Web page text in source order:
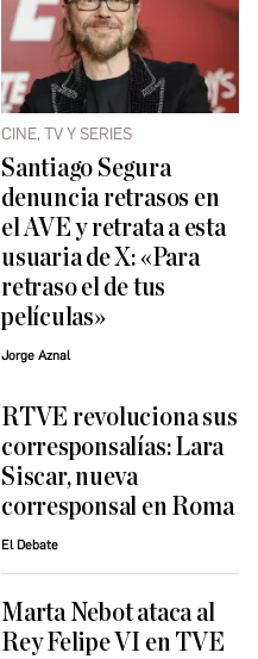
CINE, TV Y SERIES
Santiago Segura
denuncia retrasos en
el AVE y retrata a esta
usuaria de X: «Para
retraso el de tus
películas»
Jorge Aznal
RTVE revoluciona sus
corresponsalías: Lara
Siscar, nueva
corresponsal en Roma
El Debate
Marta Nebot ataca al
Rey Felipe VI en TVE